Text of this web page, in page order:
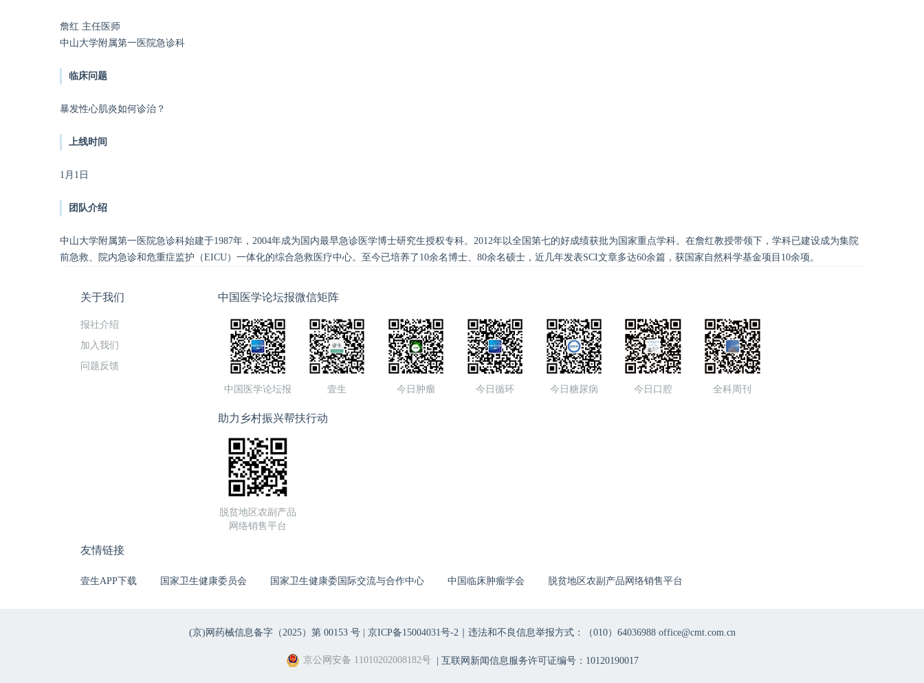
詹红 主任医师
中山大学附属第一医院急诊科
临床问题
暴发性心肌炎如何诊治？
上线时间
1月1日
团队介绍
中山大学附属第一医院急诊科始建于1987年，2004年成为国内最早急诊医学博士研究生授权专科。2012年以全国第七的好成绩获批为国家重点学科。在詹红教授带领下，学科已建设成为集院
前急救、院内急诊和危重症监护（EICU）一体化的综合急救医疗中心。至今已培养了10余名博士、80余名硕士，近几年发表SCI文章多达60余篇，获国家自然科学基金项目10余项。
关于我们
报社介绍
加入我们
问题反馈
中国医学论坛报微信矩阵
中国医学论坛报 壹生 今日肿瘤 今日循环 今日糖尿病 今日口腔 全科周刊
助力乡村振兴帮扶行动
脱贫地区农副产品
网络销售平台
友情链接
壹生APP下载 国家卫生健康委员会 国家卫生健康委国际交流与合作中心 中国临床肿瘤学会 脱贫地区农副产品网络销售平台
(京)网药械信息备字（2025）第 00153 号 | 京ICP备15004031号-2｜违法和不良信息举报方式：（010）64036988 office@cmt.com.cn
京公网安备 11010202008182号| 互联网新闻信息服务许可证编号：10120190017